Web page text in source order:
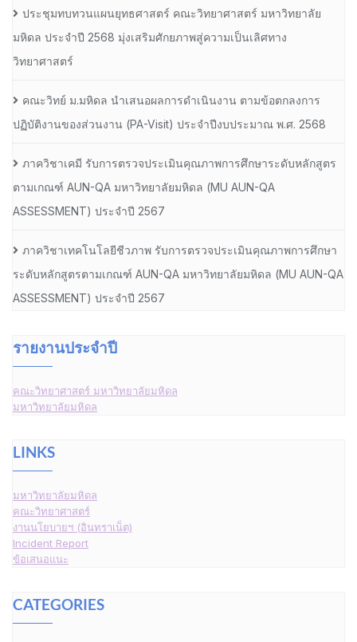
ประชุมทบทวนแผนยุทธศาสตร์ คณะวิทยาศาสตร์ มหาวิทยาลัย
มหิดล ประจำปี 2568 มุ่งเสริมศักยภาพสู่ความเป็นเลิศทาง
วิทยาศาสตร์
คณะวิทย์ ม.มหิดล นำเสนอผลการดำเนินงาน ตามข้อตกลงการ
ปฏิบัติงานของส่วนงาน (PA-Visit) ประจำปีงบประมาณ พ.ศ. 2568
ภาควิชาเคมี รับการตรวจประเมินคุณภาพการศึกษาระดับหลักสูตร
ตามเกณฑ์ AUN-QA มหาวิทยาลัยมหิดล (MU AUN-QA
ASSESSMENT) ประจำปี 2567
ภาควิชาเทคโนโลยีชีวภาพ รับการตรวจประเมินคุณภาพการศึกษา
ระดับหลักสูตรตามเกณฑ์ AUN-QA มหาวิทยาลัยมหิดล (MU AUN-QA
ASSESSMENT) ประจำปี 2567
รายงานประจำปี
คณะวิทยาศาสตร์ มหาวิทยาลัยมหิดล
มหาวิทยาลัยมหิดล
LINKS
มหาวิทยาลัยมหิดล
คณะวิทยาศาสตร์
งานนโยบายฯ (อินทราเน็ต)
Incident Report
ข้อเสนอแนะ
CATEGORIES